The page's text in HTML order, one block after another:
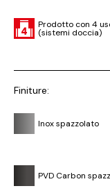
Prodotto con 4
(sistemi doccia)
Finiture:
Inox spazzolato
PVD Carbon